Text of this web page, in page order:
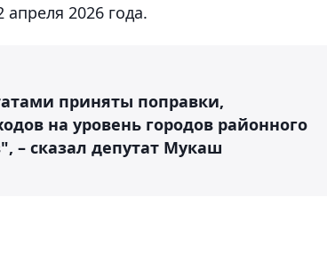
2026 года.
приняты поправки,
на уровень городов районного
– сказал депутат Мукаш